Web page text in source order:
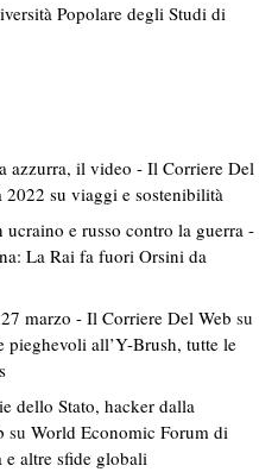
Popolare degli Studi di
azzurra, il video - Il Corriere Del
su viaggi e sostenibilità
ucraino e russo contro la guerra -
La Rai fa fuori Orsini da
marzo - Il Corriere Del Web su
pieghevoli all’Y-Brush, tutte le
dello Stato, hacker dalla
su World Economic Forum di
e altre sfide globali